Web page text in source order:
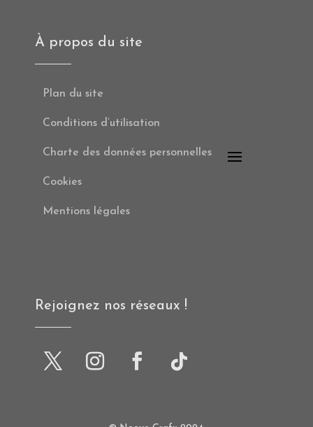
À propos du site
Plan du site
Conditions d’utilisation
Charte des données personnelles
Cookies
Mentions légales
Rejoignez nos réseaux !